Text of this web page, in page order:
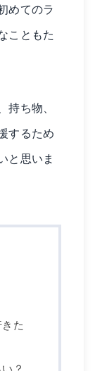
めてのラ
こともた
ち物、
するため
と思いま
た